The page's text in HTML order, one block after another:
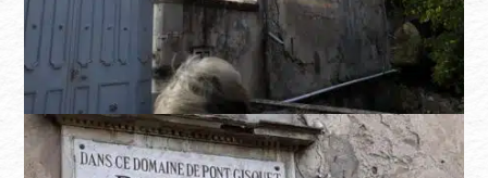
Domaine de Pont Gisquet